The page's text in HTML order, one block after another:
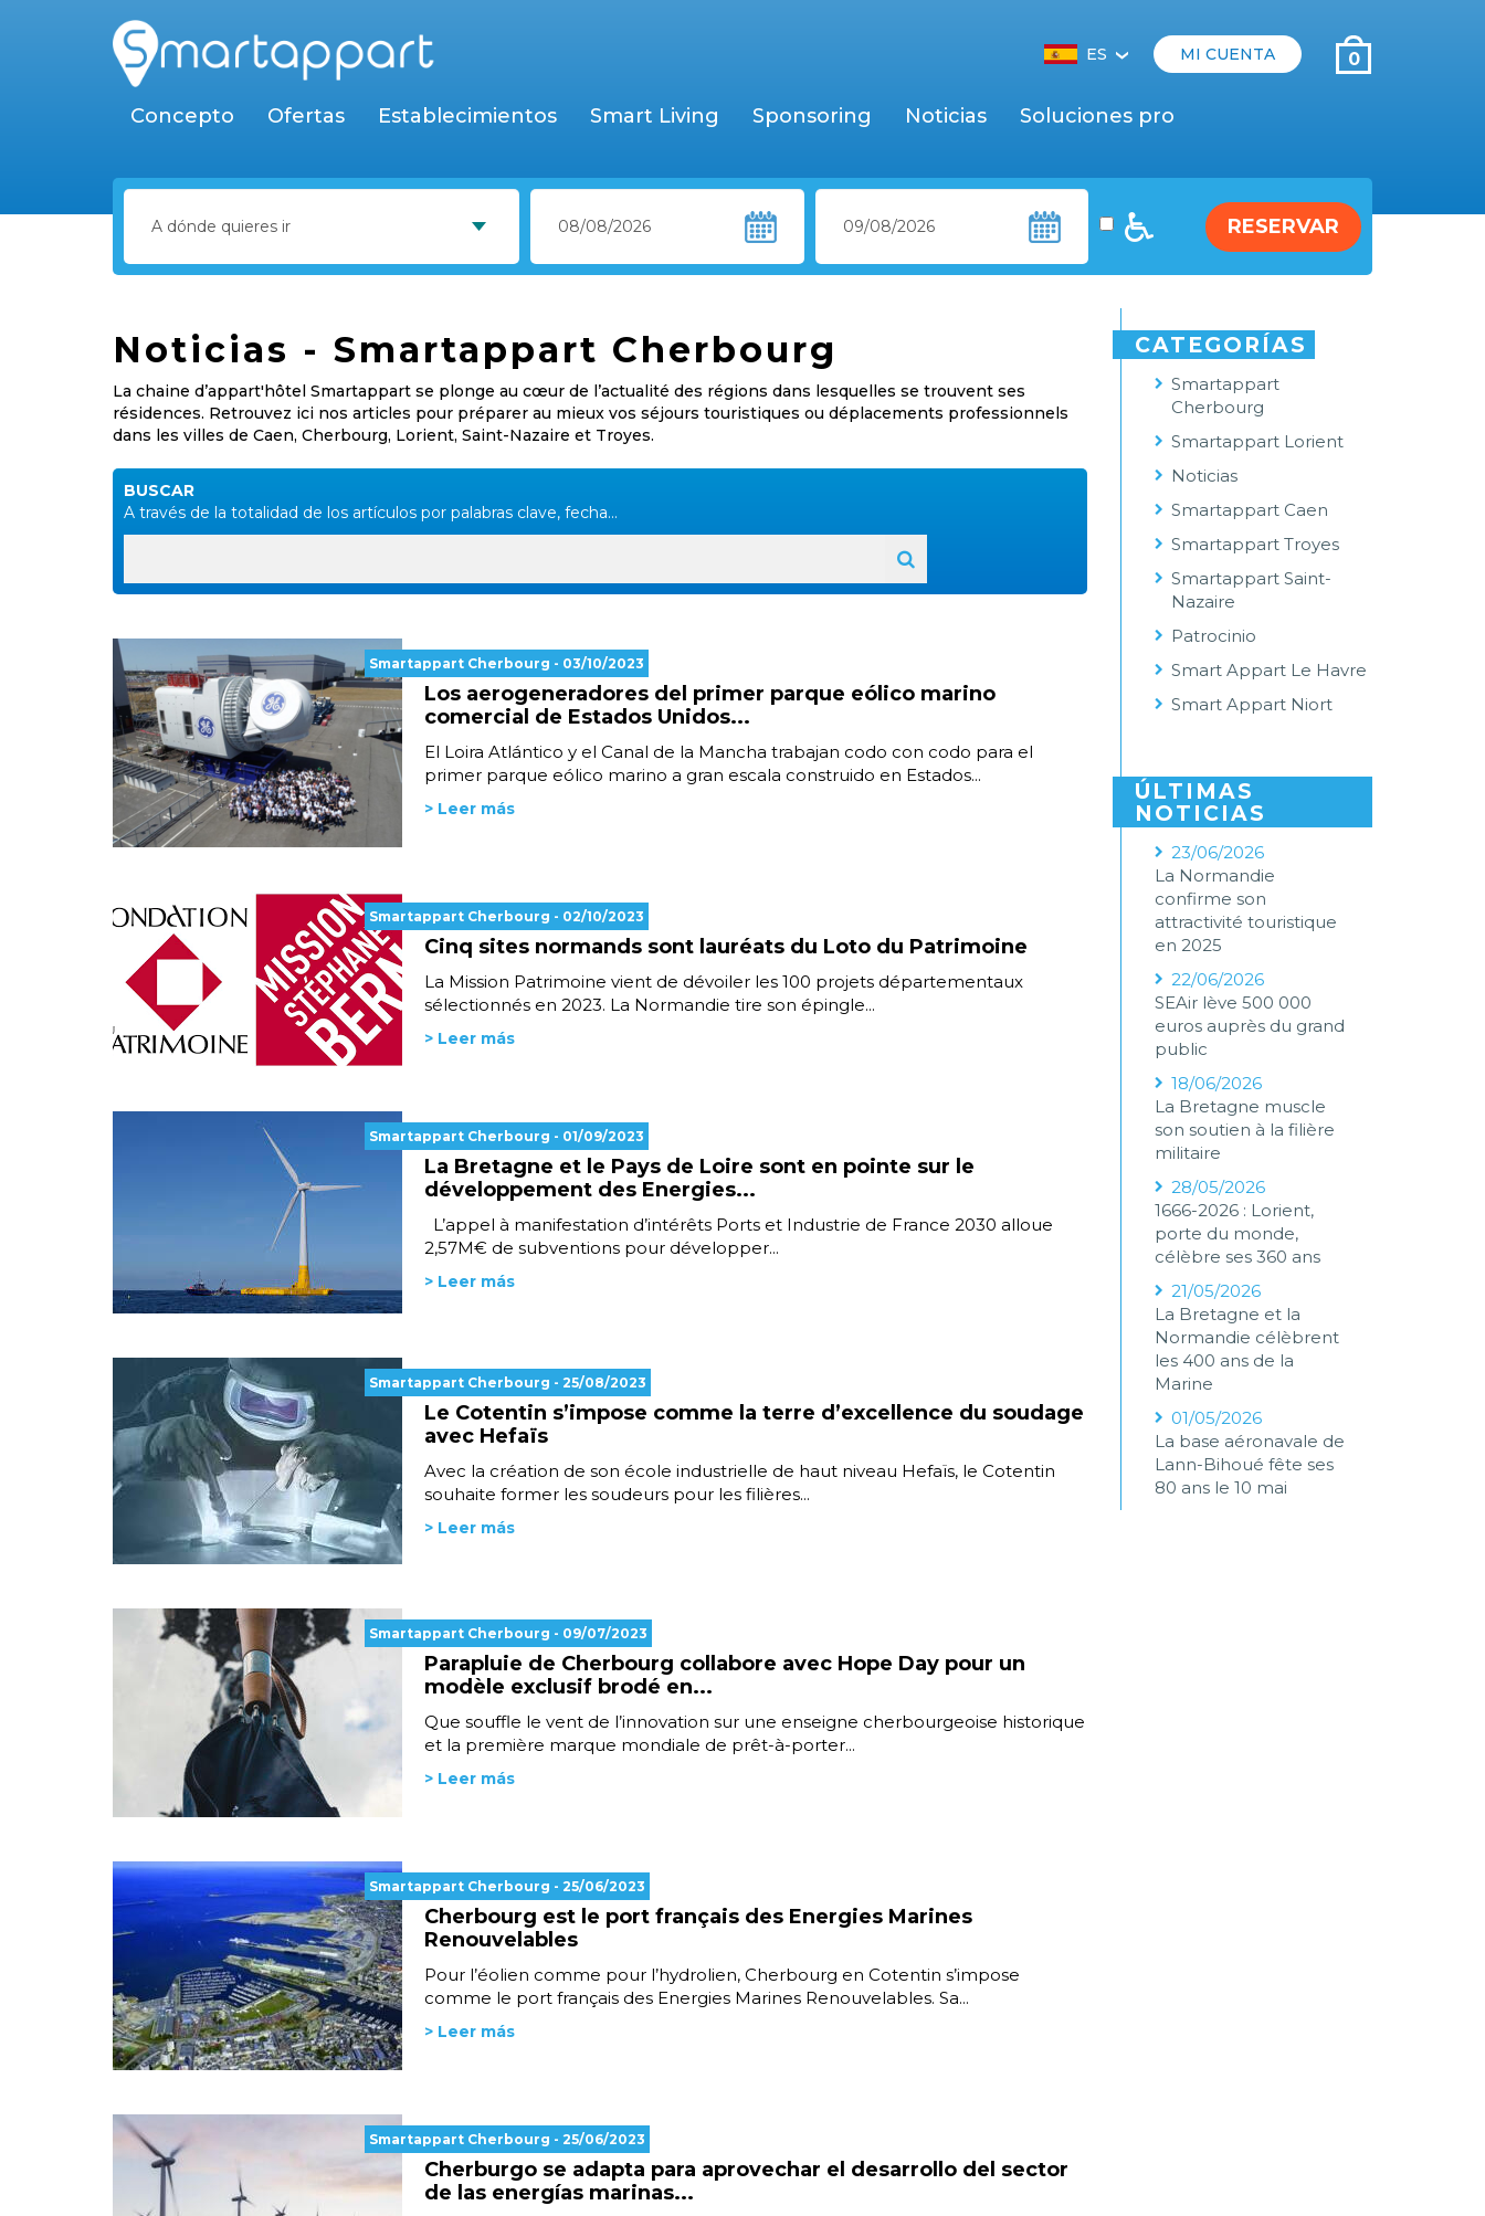
ES‹ MI CUENTA 0
Concepto Ofertas Establecimientos Smart Living Sponsoring Noticias Soluciones pro
RESERVAR
Noticias - Smartappart Cherbourg
La chaine d’appart'hôtel Smartappart se plonge au cœur de l’actualité des régions dans lesquelles se trouvent ses
résidences. Retrouvez ici nos articles pour préparer au mieux vos séjours touristiques ou déplacements professionnels
dans les villes de Caen, Cherbourg, Lorient, Saint-Nazaire et Troyes.
BUSCAR
A través de la totalidad de los artículos por palabras clave, fecha...
Smartappart Cherbourg - 03/10/2023
Los aerogeneradores del primer parque eólico marino
comercial de Estados Unidos...
El Loira Atlántico y el Canal de la Mancha trabajan codo con codo para el
primer parque eólico marino a gran escala construido en Estados...
> Leer más
Smartappart Cherbourg - 02/10/2023
Cinq sites normands sont lauréats du Loto du Patrimoine
La Mission Patrimoine vient de dévoiler les 100 projets départementaux
sélectionnés en 2023. La Normandie tire son épingle...
> Leer más
Smartappart Cherbourg - 01/09/2023
La Bretagne et le Pays de Loire sont en pointe sur le
développement des Energies...
L’appel à manifestation d’intérêts Ports et Industrie de France 2030 alloue
2,57M€ de subventions pour développer...
> Leer más
Smartappart Cherbourg - 25/08/2023
Le Cotentin s’impose comme la terre d’excellence du soudage
avec Hefaïs
Avec la création de son école industrielle de haut niveau Hefaïs, le Cotentin
souhaite former les soudeurs pour les filières...
> Leer más
Smartappart Cherbourg - 09/07/2023
Parapluie de Cherbourg collabore avec Hope Day pour un
modèle exclusif brodé en...
Que souffle le vent de l’innovation sur une enseigne cherbourgeoise historique
et la première marque mondiale de prêt-à-porter...
> Leer más
Smartappart Cherbourg - 25/06/2023
Cherbourg est le port français des Energies Marines
Renouvelables
Pour l’éolien comme pour l’hydrolien, Cherbourg en Cotentin s’impose
comme le port français des Energies Marines Renouvelables. Sa...
> Leer más
Smartappart Cherbourg - 25/06/2023
Cherburgo se adapta para aprovechar el desarrollo del sector
de las energías marinas...
CATEGORÍAS
Smartappart
Cherbourg
Smartappart Lorient
Noticias
Smartappart Caen
Smartappart Troyes
Smartappart Saint-
Nazaire
Patrocinio
Smart Appart Le Havre
Smart Appart Niort
ÚLTIMAS
NOTICIAS
23/06/2026
La Normandie
confirme son
attractivité touristique
en 2025
22/06/2026
SEAir lève 500 000
euros auprès du grand
public
18/06/2026
La Bretagne muscle
son soutien à la filière
militaire
28/05/2026
1666-2026 : Lorient,
porte du monde,
célèbre ses 360 ans
21/05/2026
La Bretagne et la
Normandie célèbrent
les 400 ans de la
Marine
01/05/2026
La base aéronavale de
Lann-Bihoué fête ses
80 ans le 10 mai